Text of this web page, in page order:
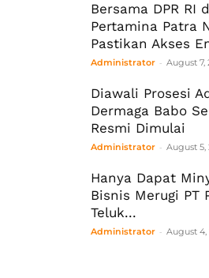
Bersama DPR RI
Pertamina Patra
Pastikan Akses
Administrator - August 7,
Diawali Prosesi
Dermaga Babo
Resmi Dimulai
Administrator - August 5,
Hanya Dapat
Bisnis Merugi PT
Teluk...
Administrator - August 4,